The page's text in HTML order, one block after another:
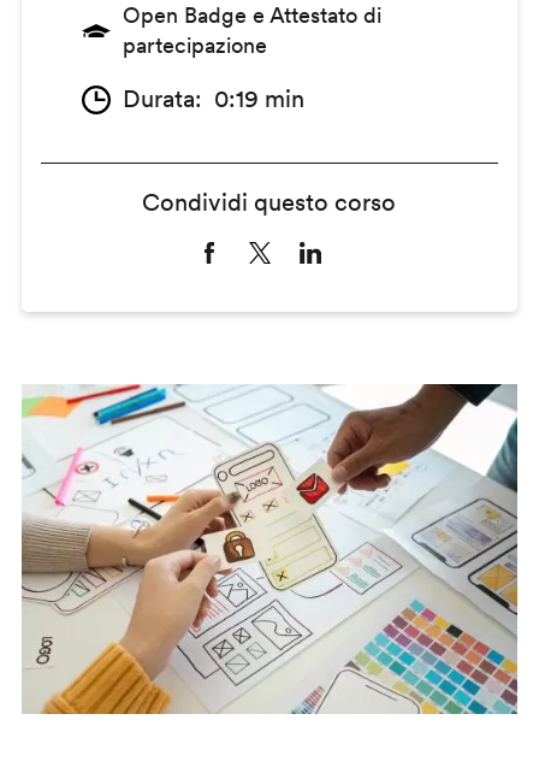
Open Badge e Attestato di
partecipazione
Durata 0:19 min
Condividi questo corso